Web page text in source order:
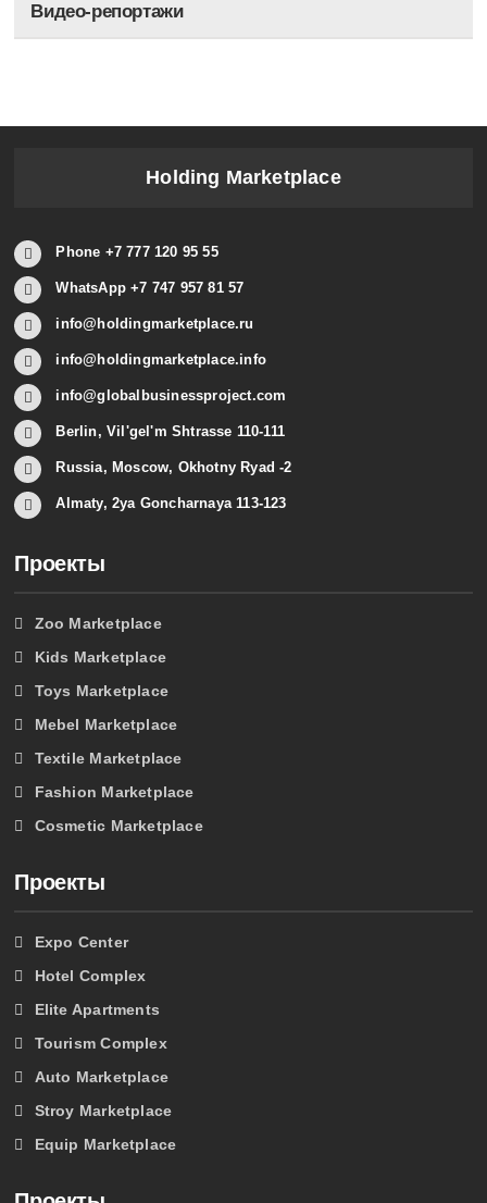
Видео-репортажи
Holding Marketplace
Phone +7 777 120 95 55
WhatsApp +7 747 957 81 57
info@holdingmarketplace.ru
info@holdingmarketplace.info
info@globalbusinessproject.com
Berlin, Vil'gel'm Shtrasse 110-111
Russia, Moscow, Okhotny Ryad -2
Almaty, 2ya Goncharnaya 113-123
Проекты
Zoo Marketplace
Kids Marketplace
Toys Marketplace
Mebel Marketplace
Textile Marketplace
Fashion Marketplace
Cosmetic Marketplace
Проекты
Expo Center
Hotel Complex
Elite Apartments
Tourism Complex
Auto Marketplace
Stroy Marketplace
Equip Marketplace